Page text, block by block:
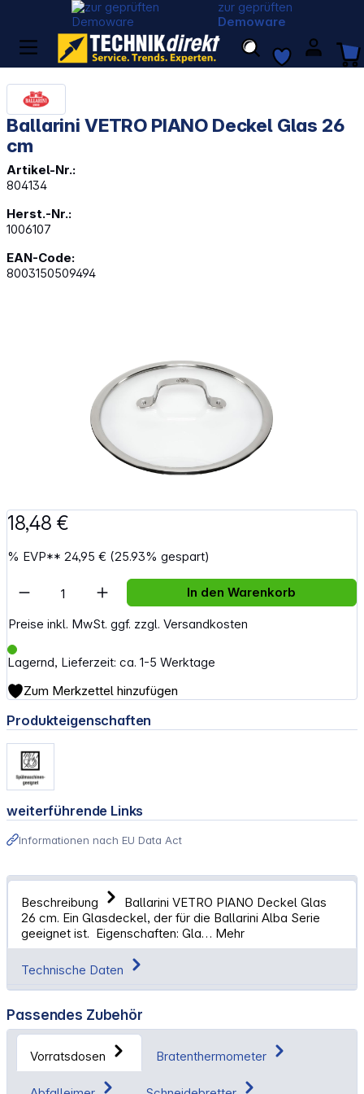
zur geprüften
Demoware
Ballarini VETRO PIANO Deckel Glas 26
cm
Artikel-Nr.:
804134
Herst.-Nr.:
1006107
EAN-Code:
8003150509494
18,48 €
% EVP** 24,95 € (25.93% gespart)
Preise inkl. MwSt. ggf. zzgl. Versandkosten
Lagernd, Lieferzeit: ca. 1-5 Werktage
Artikel Anzahl: Gib den gewünschten
In den Warenkorb
Zum Merkzettel hinzufügen
Produkteigenschaften
weiterführende Links
Informationen nach EU Data Act
Beschreibung
Ballarini VETRO PIANO Deckel Glas
26 cm. Ein Glasdeckel, der für die Ballarini Alba Serie
geeignet ist. Eigenschaften: Gla… Mehr
Technische Daten
Passendes Zubehör
Vorratsdosen Bratenthermometer